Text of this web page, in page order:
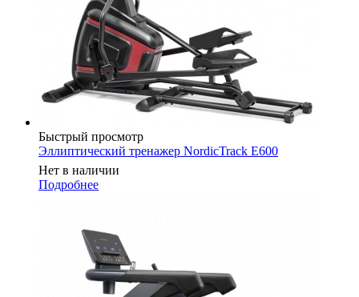
Быстрый просмотр
Эллиптический тренажер NordicTrack E600
Нет в наличии
Подробнее